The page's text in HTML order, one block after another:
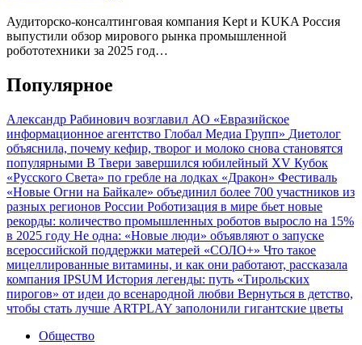
Аудиторско-консалтинговая компания Kept и KUKA Россия
выпустили обзор мирового рынка промышленной
робототехники за 2025 год…
Популярное
Александр Рабинович возглавил АО «Евразийское
информационное агентство Глобал Медиа Групп» Диетолог
объяснила, почему кефир, творог и молоко снова становятся
популярными В Твери завершился юбилейный XV Кубок
«Русского Света» по гребле на лодках «Дракон» Фестиваль
«Новые Огни на Байкале» объединил более 700 участников из
разных регионов России Роботизация в мире бьет новые
рекорды: количество промышленных роботов выросло на 15%
в 2025 году Не одна: «Новые люди» объявляют о запуске
всероссийской поддержки матерей «СОЛО+» Что такое
мицеллированные витамины, и как они работают, рассказала
компания IPSUM История легенды: путь «Тирольских
пирогов» от идеи до всенародной любви Вернуться в детство,
чтобы стать лучше ARTPLAY заполонили гигантские цветы
Общество